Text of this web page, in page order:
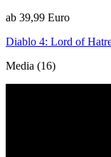
ab 39,99 Euro
Diablo 4: Lord of
Media (16)